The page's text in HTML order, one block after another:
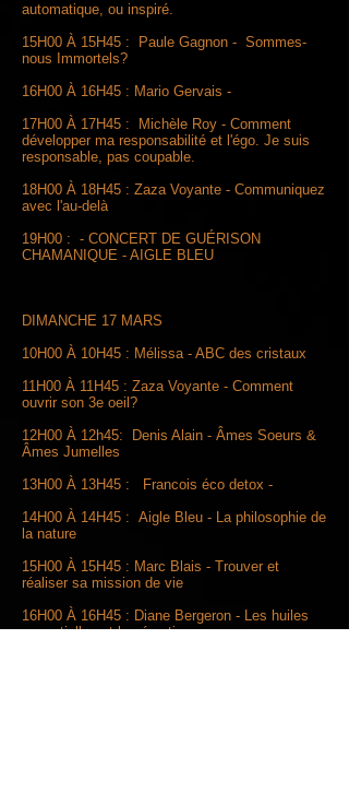
automatique, ou inspiré.
15H00 À 15H45 : Paule Gagnon - Sommes-
nous Immortels?
16H00 À 16H45 : Mario Gervais -
17H00 À 17H45 : Michèle Roy - Comment
développer ma responsabilité et l'égo. Je suis
responsable, pas coupable.
18H00 À 18H45 : Zaza Voyante - Communiquez
avec l'au-delà
19H00 : - CONCERT DE GUÉRISON
CHAMANIQUE - AIGLE BLEU
DIMANCHE 17 MARS
10H00 À 10H45 : Mélissa - ABC des cristaux
11H00 À 11H45 : Zaza Voyante - Comment
ouvrir son 3e oeil?
12H00 À 12h45: Denis Alain - Âmes Soeurs &
Âmes Jumelles
13H00 À 13H45 : Francois éco detox -
14H00 À 14H45 : Aigle Bleu - La philosophie de
la nature
15H00 À 15H45 : Marc Blais - Trouver et
réaliser sa mission de vie
16H00 À 16H45 : Diane Bergeron - Les huiles
essentielles et les émotions